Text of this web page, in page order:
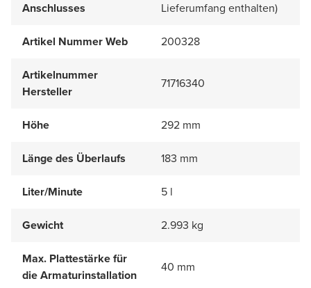
Anschlusses Lieferumfang enthalten)
Artikel Nummer Web 200328
Artikelnummer
Hersteller
71716340
Höhe 292 mm
Länge des Überlaufs 183 mm
Liter/Minute 5 l
Gewicht 2.993 kg
Max. Plattestärke für
die Armaturinstallation
40 mm